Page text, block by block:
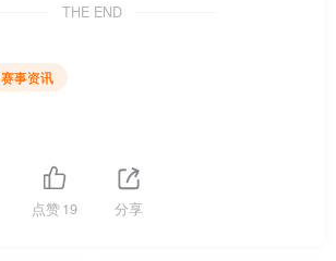
THE END
赛事资讯
点赞19 分享